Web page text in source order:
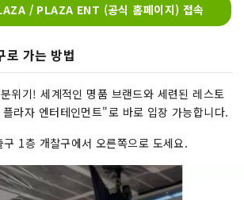
/ PLAZA ENT (공식 홈페이지) 접속
로 가는 방법
위기! 세계적인 명품 브랜드와 세련된 레스토
라자 엔터테인먼트"로 바로 입장 가능합니다.
1층 개찰구에서 오른쪽으로 도세요.